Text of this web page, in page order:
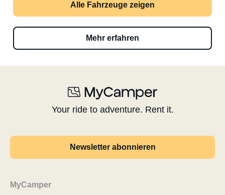
Alle Fahrzeuge zeigen
Mehr erfahren
Your ride to adventure. Rent it.
Newsletter abonnieren
MyCamper